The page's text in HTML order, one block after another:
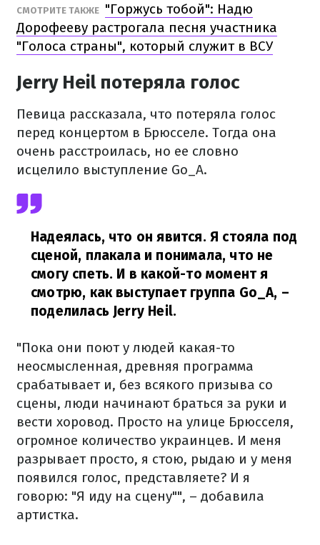
СМОТРИТЕ ТАКЖЕ "Горжусь тобой": Надю
Дорофееву растрогала песня участника
"Голоса страны", который служит в ВСУ
Jerry Heil потеряла голос
Певица рассказала, что потеряла голос
перед концертом в Брюсселе. Тогда она
очень расстроилась, но ее словно
исцелило выступление Go_A.
Надеялась, что он явится. Я стояла под
сценой, плакала и понимала, что не
смогу спеть. И в какой-то момент я
смотрю, как выступает группа Go_A, –
поделилась Jerry Heil.
"Пока они поют у людей какая-то
неосмысленная, древняя программа
срабатывает и, без всякого призыва со
сцены, люди начинают браться за руки и
вести хоровод. Просто на улице Брюсселя,
огромное количество украинцев. И меня
разрывает просто, я стою, рыдаю и у меня
появился голос, представляете? И я
говорю: "Я иду на сцену"", – добавила
артистка.